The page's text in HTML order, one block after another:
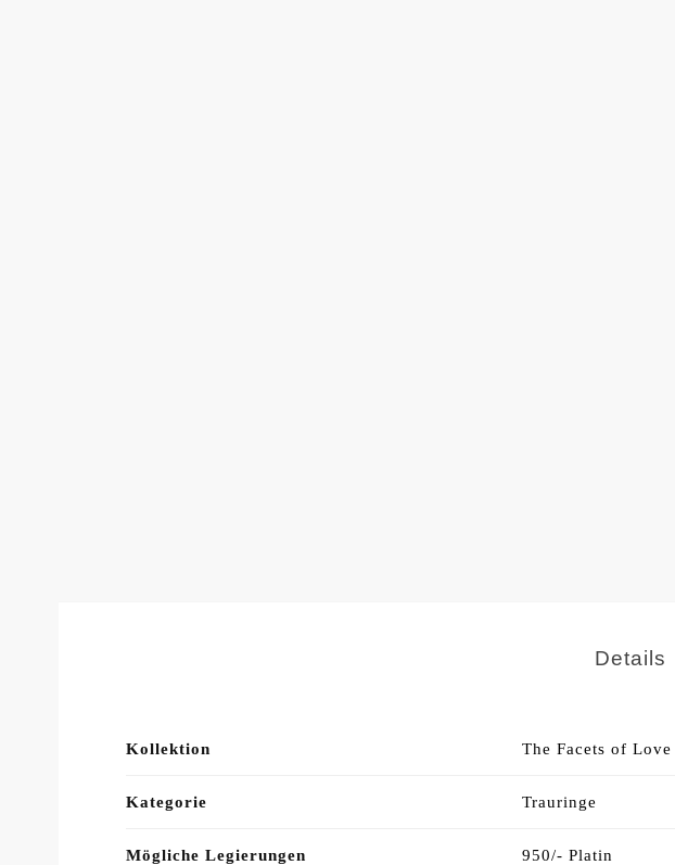
Details
Kollektion The Facets of Love
Kategorie Trauringe
Mögliche Legierungen 950/- Platin